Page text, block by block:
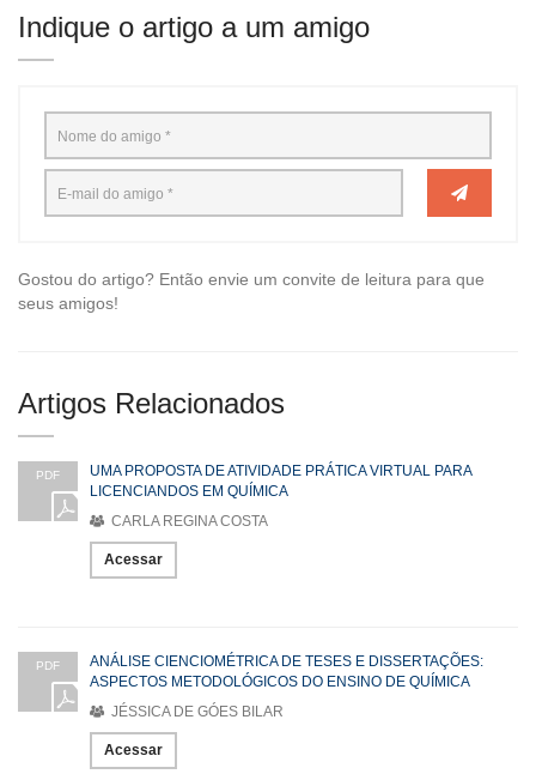
Indique o artigo a um amigo
Gostou do artigo? Então envie um convite de leitura para que
seus amigos!
Artigos Relacionados
PDF
UMA PROPOSTA DE ATIVIDADE PRÁTICA VIRTUAL PARA
LICENCIANDOS EM QUÍMICA
CARLA REGINA COSTA
Acessar
PDF
ANÁLISE CIENCIOMÉTRICA DE TESES E DISSERTAÇÕES:
ASPECTOS METODOLÓGICOS DO ENSINO DE QUÍMICA
JÉSSICA DE GÓES BILAR
Acessar